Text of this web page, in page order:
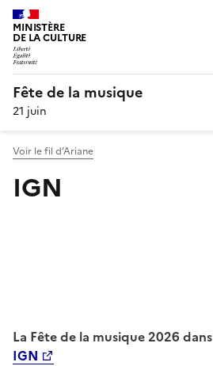
MINISTÈRE
DE LA CULTURE
Fête de la musique
21 juin
Voir le fil d’Ariane
IGN
La Fête de la musique 2026 dans
IGN